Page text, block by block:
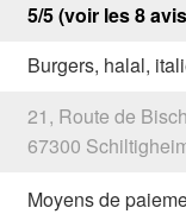
5/5 (voir les 8
Burgers, halal,
21, Route de
67300
Moyens de